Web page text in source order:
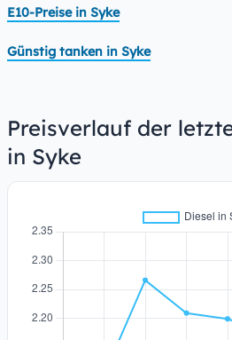
E10-Preise in Syke
Günstig tanken in Syke
Preisverlauf der
in Syke